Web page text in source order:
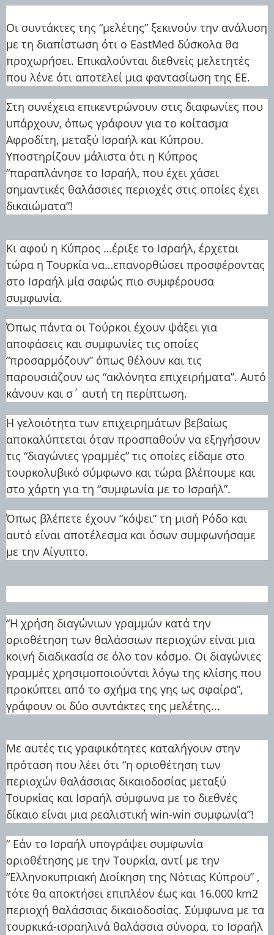
Οι συντάκτες της “μελέτης” ξεκινούν την ανάλυση
με τη διαπίστωση ότι ο EastMed δύσκολα θα
προχωρήσει. Επικαλούνται διεθνείς μελετητές
που λένε ότι αποτελεί μια φαντασίωση της ΕΕ.
Στη συνέχεια επικεντρώνουν στις διαφωνίες που
υπάρχουν, όπως γράφουν για το κοίτασμα
Αφροδίτη, μεταξύ Ισραήλ και Κύπρου.
Υποστηρίζουν μάλιστα ότι η Κύπρος
“παραπλάνησε το Ισραήλ, που έχει χάσει
σημαντικές θαλάσσιες περιοχές στις οποίες έχει
δικαιώματα”!
Κι αφού η Κύπρος …έριξε το Ισραήλ, έρχεται
τώρα η Τουρκία να…επανορθώσει προσφέροντας
στο Ισραήλ μία σαφώς πιο συμφέρουσα
συμφωνία.
Όπως πάντα οι Τούρκοι έχουν ψάξει για
αποφάσεις και συμφωνίες τις οποίες
“προσαρμόζουν” όπως θέλουν και τις
παρουσιάζουν ως “ακλόνητα επιχειρήματα”. Αυτό
κάνουν και σ΄ αυτή τη περίπτωση.
Η γελοιότητα των επιχειρημάτων βεβαίως
αποκαλύπτεται όταν προσπαθούν να εξηγήσουν
τις “διαγώνιες γραμμές” τις οποίες είδαμε στο
τουρκολυβικό σύμφωνο και τώρα βλέπουμε και
στο χάρτη για τη “συμφωνία με το Ισραήλ”.
Όπως βλέπετε έχουν “κόψει” τη μισή Ρόδο και
αυτό είναι αποτέλεσμα και όσων συμφωνήσαμε
με την Αίγυπτο.
“Η χρήση διαγώνιων γραμμών κατά την
οριοθέτηση των θαλάσσιων περιοχών είναι μια
κοινή διαδικασία σε όλο τον κόσμο. Οι διαγώνιες
γραμμές χρησιμοποιούνται λόγω της κλίσης που
προκύπτει από το σχήμα της γης ως σφαίρα”,
γράφουν οι δύο συντάκτες της μελέτης…
Με αυτές τις γραφικότητες καταλήγουν στην
πρόταση που λέει ότι “η οριοθέτηση των
περιοχών θαλάσσιας δικαιοδοσίας μεταξύ
Τουρκίας και Ισραήλ σύμφωνα με το διεθνές
δίκαιο είναι μια ρεαλιστική win-win συμφωνία”!
“ Εάν το Ισραήλ υπογράψει συμφωνία
οριοθέτησης με την Τουρκία, αντί με την
“Ελληνοκυπριακή Διοίκηση της Νότιας Κύπρου” ,
τότε θα αποκτήσει επιπλέον έως και 16.000 km2
περιοχή θαλάσσιας δικαιοδοσίας. Σύμφωνα με τα
τουρκικά-ισραηλινά θαλάσσια σύνορα, το Ισραήλ